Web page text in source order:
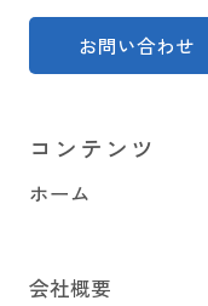
お問い合わせ
コンテンツ
ホーム
会社概要